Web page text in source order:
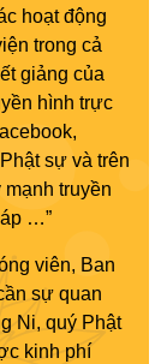
hoạt động
trong cả
giảng của
hình trực
sự và trên
truyền
…”
viên, Ban
sự quan
Ni, quý Phật
kinh phí